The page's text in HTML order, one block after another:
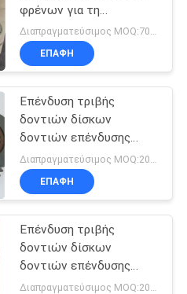
φρένων για τη
μοτοσικλέτα
επαναλείψεων
ελαφριών φορτηγών
Διαπραγματεύσιμος MOQ:700 κλ
ΕΠΑΦΉ
Επένδυση τριβής
δοντιών δίσκων
δοντιών επένδυσης
φρένων δοντιών
φύλλων δοντιών
φύλλων τριβής
Διαπραγματεύσιμος MOQ:200 PC
ΕΠΑΦΉ
Επένδυση τριβής
δοντιών δίσκων
δοντιών επένδυσης
φρένων δοντιών